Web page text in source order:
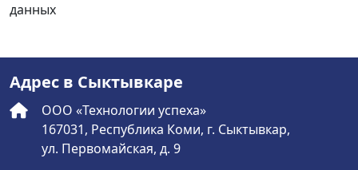
данных
Адрес в Сыктывкаре
ООО «Технологии успеха»
167031, Республика Коми, г. Сыктывкар,
ул. Первомайская, д. 9